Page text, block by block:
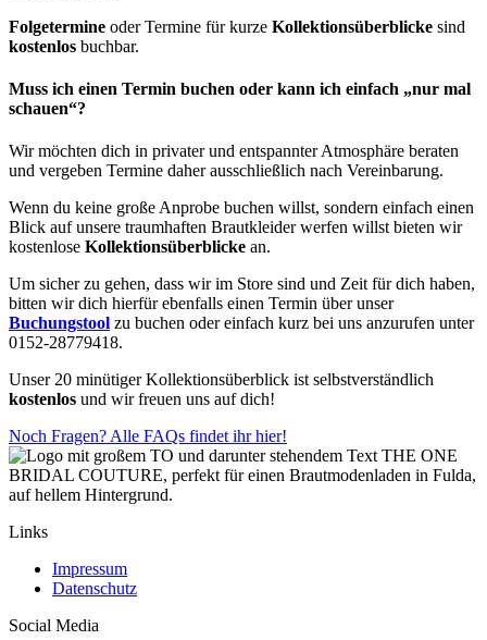
Folgetermine oder Termine für kurze Kollektionsüberblicke sind
kostenlos buchbar.
Muss ich einen Termin buchen oder kann ich einfach „nur mal
schauen“?
Wir möchten dich in privater und entspannter Atmosphäre beraten
und vergeben Termine daher ausschließlich nach Vereinbarung.
Wenn du keine große Anprobe buchen willst, sondern einfach einen
Blick auf unsere traumhaften Brautkleider werfen willst bieten wir
kostenlose Kollektionsüberblicke an.
Um sicher zu gehen, dass wir im Store sind und Zeit für dich haben,
bitten wir dich hierfür ebenfalls einen Termin über unser
Buchungstool zu buchen oder einfach kurz bei uns anzurufen unter
0152-28779418.
Unser 20 minütiger Kollektionsüberblick ist selbstverständlich
kostenlos und wir freuen uns auf dich!
Noch Fragen? Alle FAQs findet ihr hier!
Links
Impressum
Datenschutz
Social Media